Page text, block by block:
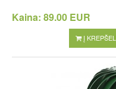
Kaina: 89.00 EUR
Į